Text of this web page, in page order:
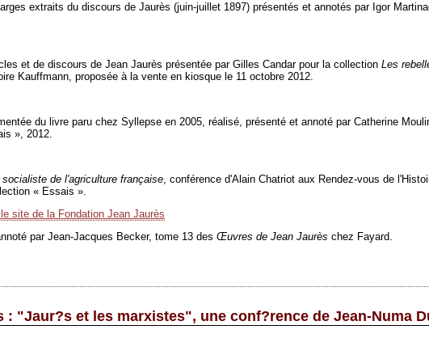
extraits du discours de Jaurès (juin-juillet 1897) présentés et annotés par Igor
et de discours de Jean Jaurès présentée par Gilles Candar pour la collection Les
Kauffmann, proposée à la vente en kiosque le 11 octobre 2012.
du livre paru chez Syllepse en 2005, réalisé, présenté et annoté par Catherine
», 2012.
de l'agriculture française, conférence d'Alain Chatriot aux Rendez-vous de
« Essais ».
site de la Fondation Jean Jaurès
par Jean-Jacques Becker, tome 13 des Œuvres de Jean Jaurès chez Fayard.
: "Jaur?s et les marxistes", une conf?rence de Jean-Numa